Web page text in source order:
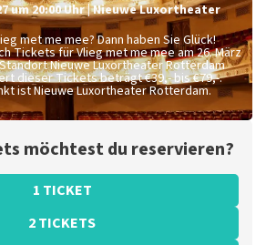
um 20:00Uhr|Nieuwe Luxortheater
met me mee? Dann haben Sie Glück!
Tickets für Vlieg met me mee am 26. März
Standort Nieuwe Luxortheater Rotterdam
dieser Tickets beträgt€39,- bis €79,-.
ist Nieuwe Luxortheater Rotterdam.
möchtest du reservieren?
1 TICKET
2 TICKETS